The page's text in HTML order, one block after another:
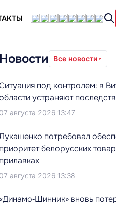
Новости Все новости
под контролем: в
устраняют
07 августа 2026 13:47
потребовал
приоритет белорусских
прилавках
07 августа 2026 13:38
вновь